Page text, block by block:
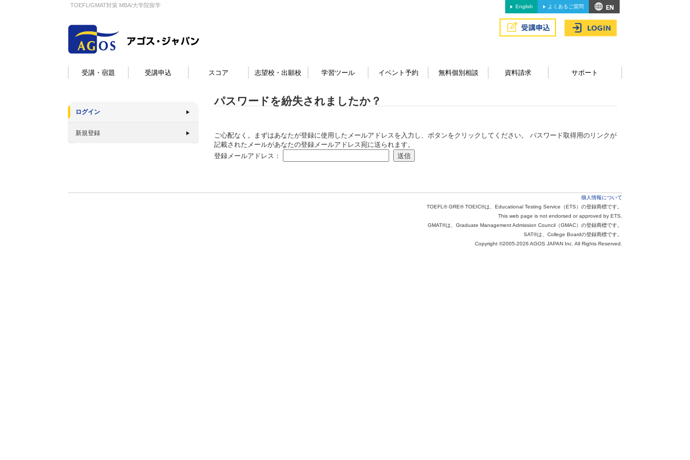
TOEFL/GMAT対策 MBA/大学院留学 English よくあるご質問
受講・宿題 受講申込 スコア 志望校・出願校 学習ツール イベント予約 無料個別相談 資料請求 サポート
ログイン
新規登録
パスワードを紛失されましたか？
ご心配なく。まずはあなたが登録に使用したメールアドレスを入力し、ボタンをクリックしてください。 パスワード取得用のリンクが
記載されたメールがあなたの登録メールアドレス宛に送られます。
登録メールアドレス：
個人情報について
TOEFL® GRE® TOEIC®は、Educational Testing Service（ETS）の登録商標です。
This web page is not endorsed or approved by ETS.
GMAT®は、Graduate Management Admission Council（GMAC）の登録商標です。
SAT®は、College Boardの登録商標です。
Copyright ©2005-2026 AGOS JAPAN Inc. All Rights Reserved.